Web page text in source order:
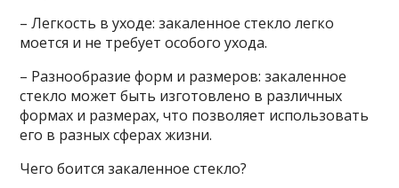
– Легкость в уходе: закаленное стекло легко
моется и не требует особого ухода.
– Разнообразие форм и размеров: закаленное
стекло может быть изготовлено в различных
формах и размерах, что позволяет использовать
его в разных сферах жизни.
Чего боится закаленное стекло?